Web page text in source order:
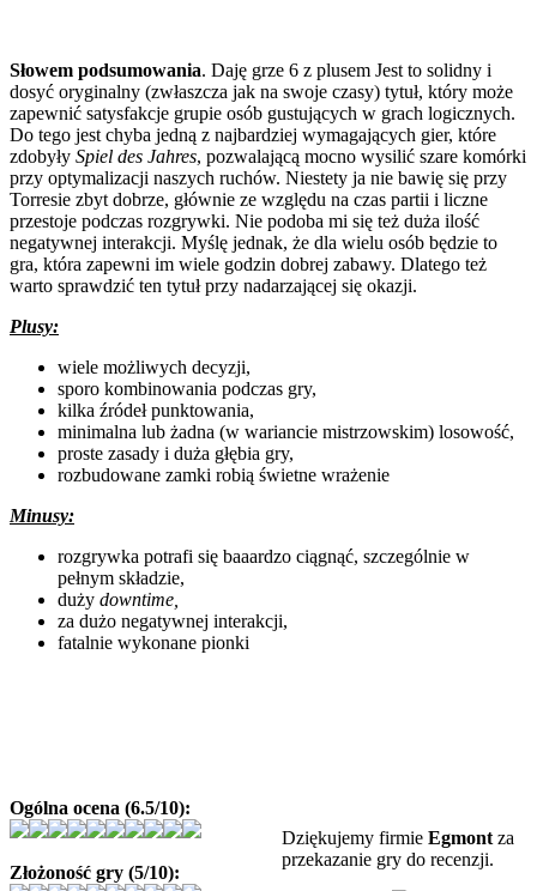
Słowem podsumowania. Daję grze 6 z plusem Jest to solidny i
dosyć oryginalny (zwłaszcza jak na swoje czasy) tytuł, który może
zapewnić satysfakcje grupie osób gustujących w grach logicznych.
Do tego jest chyba jedną z najbardziej wymagających gier, które
zdobyły Spiel des Jahres, pozwalającą mocno wysilić szare komórki
przy optymalizacji naszych ruchów. Niestety ja nie bawię się przy
Torresie zbyt dobrze, głównie ze względu na czas partii i liczne
przestoje podczas rozgrywki. Nie podoba mi się też duża ilość
negatywnej interakcji. Myślę jednak, że dla wielu osób będzie to
gra, która zapewni im wiele godzin dobrej zabawy. Dlatego też
warto sprawdzić ten tytuł przy nadarzającej się okazji.
Plusy:
wiele możliwych decyzji,
sporo kombinowania podczas gry,
kilka źródeł punktowania,
minimalna lub żadna (w wariancie mistrzowskim) losowość,
proste zasady i duża głębia gry,
rozbudowane zamki robią świetne wrażenie
Minusy:
rozgrywka potrafi się baaardzo ciągnąć, szczególnie w
pełnym składzie,
duży downtime,
za dużo negatywnej interakcji,
fatalnie wykonane pionki
Dziękujemy firmie Egmont za
przekazanie gry do recenzji.
Ogólna ocena (6.5/10):
Złożoność gry (5/10):